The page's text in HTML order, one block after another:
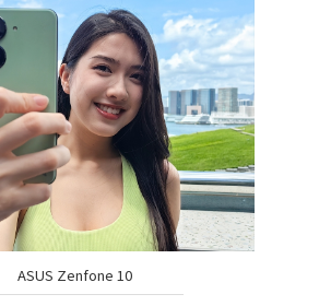
ASUS Zenfone 10